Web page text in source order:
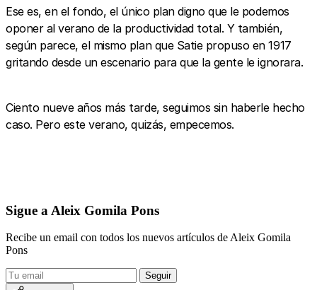
Ese es, en el fondo, el único plan digno que le podemos
oponer al verano de la productividad total. Y también,
según parece, el mismo plan que Satie propuso en 1917
gritando desde un escenario para que la gente le ignorara.
Ciento nueve años más tarde, seguimos sin haberle hecho
caso. Pero este verano, quizás, empecemos.
Sigue a Aleix Gomila Pons
Recibe un email con todos los nuevos artículos de Aleix Gomila
Pons